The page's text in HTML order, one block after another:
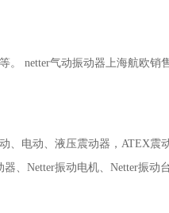
。 netter气动振动器上海航欧销
、电动、液压震动器，ATEX震
器、Netter振动电机、Netter振动